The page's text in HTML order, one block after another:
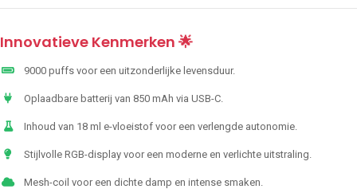
Innovatieve Kenmerken 🌟
9000 puffs voor een uitzonderlijke levensduur.
Oplaadbare batterij van 850 mAh via USB-C.
Inhoud van 18 ml e-vloeistof voor een verlengde autonomie.
Stijlvolle RGB-display voor een moderne en verlichte uitstraling.
Mesh-coil voor een dichte damp en intense smaken.